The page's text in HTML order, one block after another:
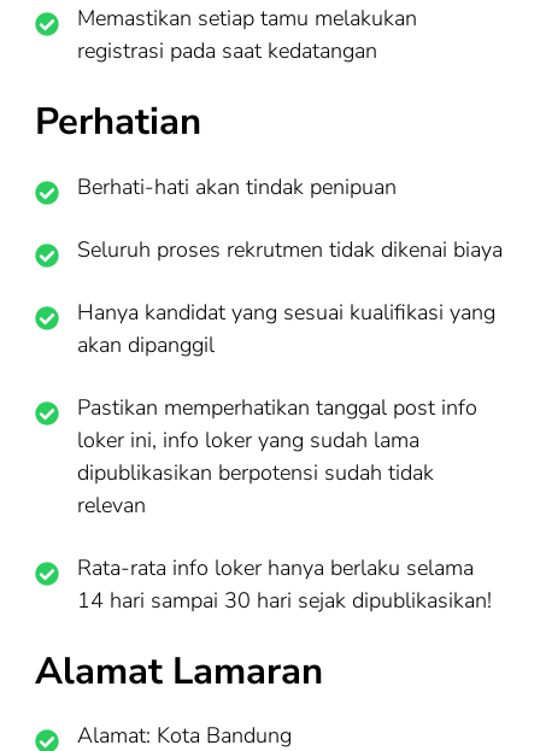
Memastikan setiap tamu melakukan
registrasi pada saat kedatangan
Perhatian
Berhati-hati akan tindak penipuan
Seluruh proses rekrutmen tidak dikenai biaya
Hanya kandidat yang sesuai kualifikasi yang
akan dipanggil
Pastikan memperhatikan tanggal post info
loker ini, info loker yang sudah lama
dipublikasikan berpotensi sudah tidak
relevan
Rata-rata info loker hanya berlaku selama
14 hari sampai 30 hari sejak dipublikasikan!
Alamat Lamaran
Alamat: Kota Bandung